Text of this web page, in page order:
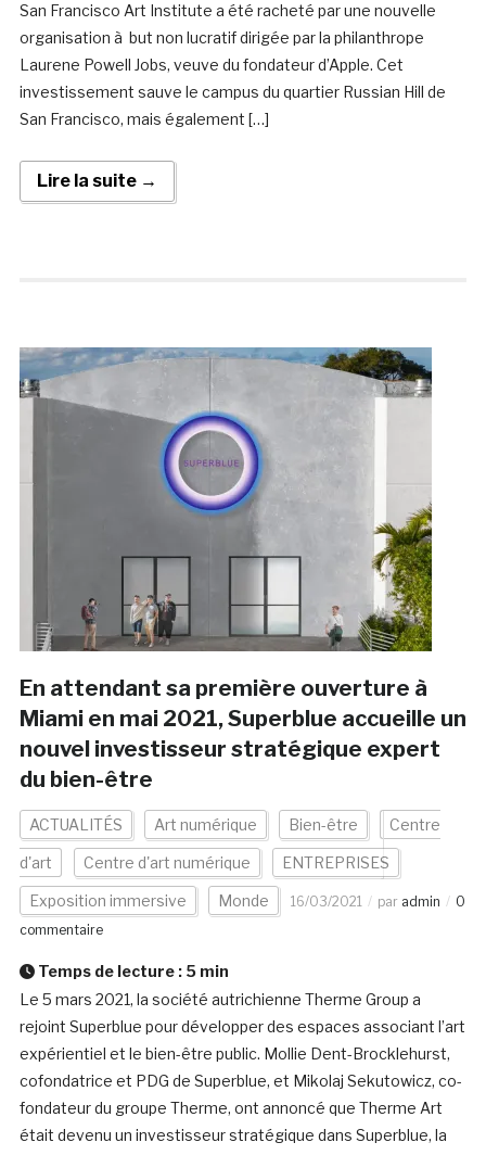
San Francisco Art Institute a été racheté par une nouvelle
organisation à but non lucratif dirigée par la philanthrope
Laurene Powell Jobs, veuve du fondateur d’Apple. Cet
investissement sauve le campus du quartier Russian Hill de
San Francisco, mais également […]
Lire la suite →
En attendant sa première ouverture à
Miami en mai 2021, Superblue accueille un
nouvel investisseur stratégique expert
du bien-être
ACTUALITÉS Art numérique Bien-être Centre
d'art Centre d'art numérique ENTREPRISES
Exposition immersive Monde 16/03/2021 par admin
0
commentaire
Temps de lecture : 5 min
Le 5 mars 2021, la société autrichienne Therme Group a
rejoint Superblue pour développer des espaces associant l’art
expérientiel et le bien-être public. Mollie Dent-Brocklehurst,
cofondatrice et PDG de Superblue, et Mikolaj Sekutowicz, co-
fondateur du groupe Therme, ont annoncé que Therme Art
était devenu un investisseur stratégique dans Superblue, la